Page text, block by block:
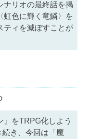
ナリオの最終話を掲
色に輝く竜鱗〉を
ティを滅ぼすことが
』をTRPG化しよう
き、今回は「魔